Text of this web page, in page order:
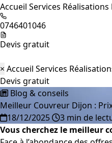
Accueil Services Réalisations
0746401046
Devis gratuit
× Accueil Services
Devis gratuit
Blog & conseils
Meilleur Couvreur Dijon :
18/12/2025
3 min de
Vous cherchez le meilleur